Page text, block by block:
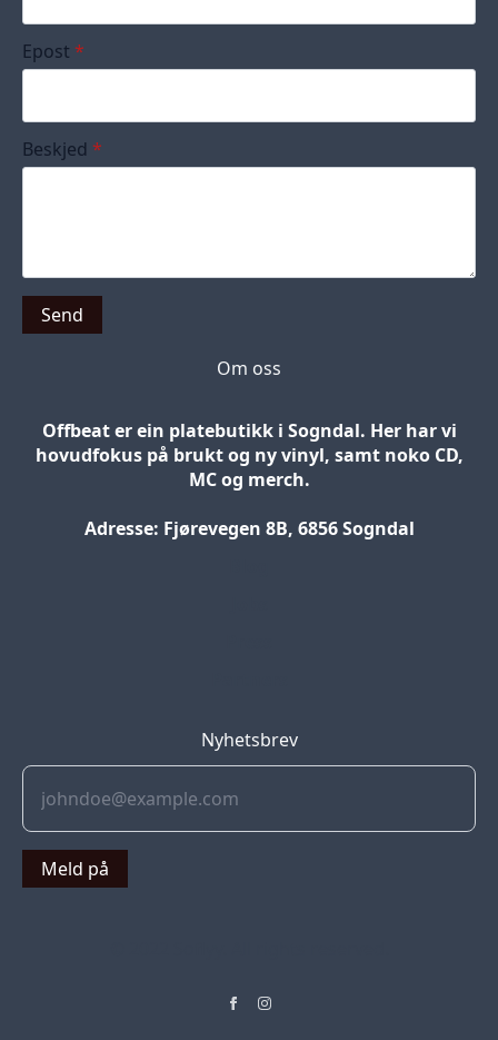
Epost *
Beskjed *
Send
Om oss
Offbeat er ein platebutikk i Sogndal. Her har vi
hovudfokus på brukt og ny vinyl, samt noko CD,
MC og merch.
Adresse: Fjørevegen 8B, 6856 Sogndal
Nyhetsbrev
Meld på